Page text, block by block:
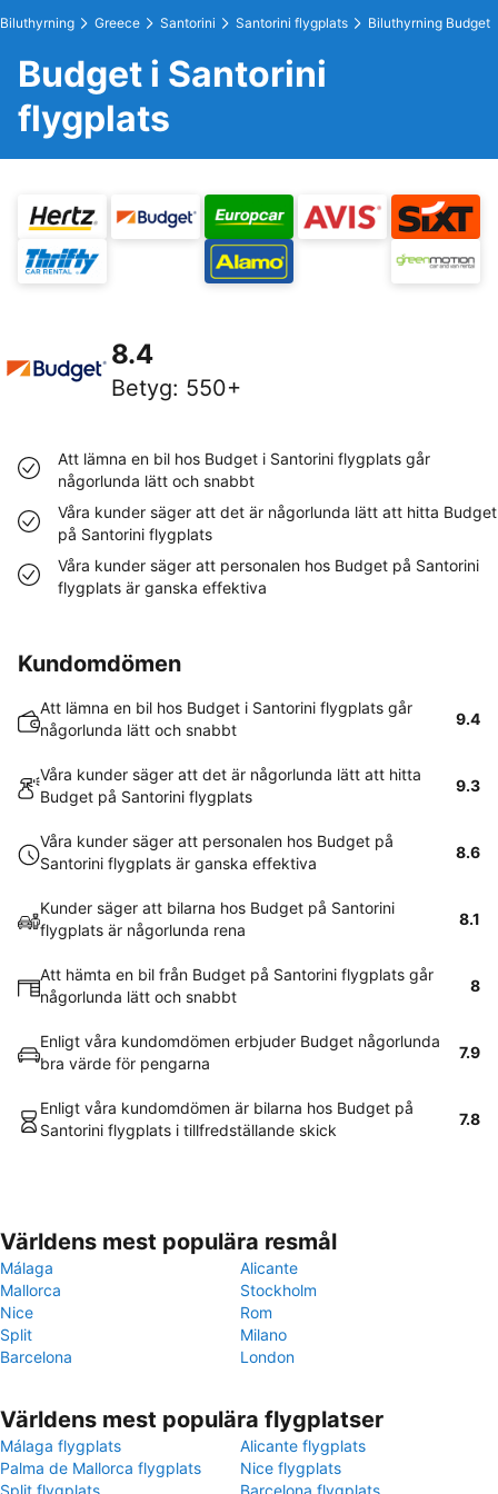
Biluthyrning Greece Santorini Santorini flygplats Biluthyrning Budget
Budget i Santorini
flygplats
8.4
Betyg: 550+
Att lämna en bil hos Budget i Santorini flygplats går
någorlunda lätt och snabbt
Våra kunder säger att det är någorlunda lätt att hitta Budget
på Santorini flygplats
Våra kunder säger att personalen hos Budget på Santorini
flygplats är ganska effektiva
Kundomdömen
Att lämna en bil hos Budget i Santorini flygplats går
någorlunda lätt och snabbt
9.4
Våra kunder säger att det är någorlunda lätt att hitta
Budget på Santorini flygplats
9.3
Våra kunder säger att personalen hos Budget på
Santorini flygplats är ganska effektiva
8.6
Kunder säger att bilarna hos Budget på Santorini
flygplats är någorlunda rena
8.1
Att hämta en bil från Budget på Santorini flygplats går
någorlunda lätt och snabbt
8
Enligt våra kundomdömen erbjuder Budget någorlunda
bra värde för pengarna
7.9
Enligt våra kundomdömen är bilarna hos Budget på
Santorini flygplats i tillfredställande skick
7.8
Världens mest populära resmål
Málaga
Alicante
Mallorca
Stockholm
Nice
Rom
Split
Milano
Barcelona
London
Världens mest populära flygplatser
Málaga flygplats
Alicante flygplats
Palma de Mallorca flygplats
Nice flygplats
Split flygplats
Barcelona flygplats